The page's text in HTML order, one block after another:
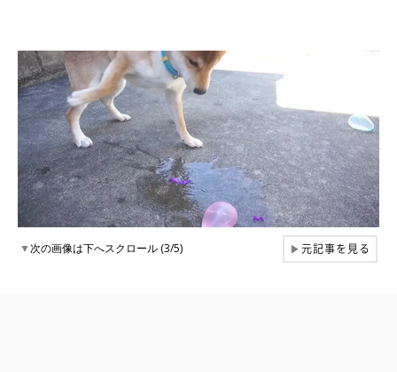
▼次の画像は下へスクロール (3/5) ▶元記事を見る